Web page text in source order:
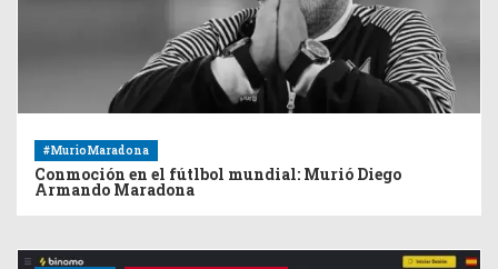
#MurioMaradona
Conmoción en el fútlbol mundial: Murió Diego
Armando Maradona